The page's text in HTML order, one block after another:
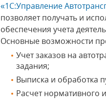
«1С:Управление
позволяет получать и
обеспечения учета
Основные возможности
Учет заказов на
задания;
Выписка и обработка
Расчет нормативного